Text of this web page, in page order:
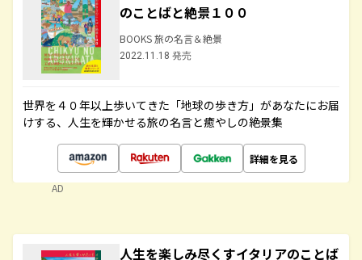
のことばと絶景１００
BOOKS 旅の名言＆絶景
2022.11.18 発売
世界を４０年以上歩いてきた「地球の歩き方」があなたにお届
けする、人生を輝かせる旅の名言と癒やしの絶景集
詳細を見る
AD
人生を楽しみ尽くすイタリアのことば